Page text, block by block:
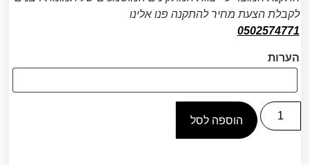
לקבלת הצעת מחיר להתקנה פנו אלינו
0502574771
הערות
הוספה לסל